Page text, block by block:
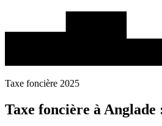
Taxe foncière 2025
Taxe foncière à Anglade